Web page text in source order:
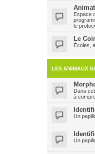
Espace
le
Le
Ècoles,
LES ANIMAUX
Dans
à
Un
Un